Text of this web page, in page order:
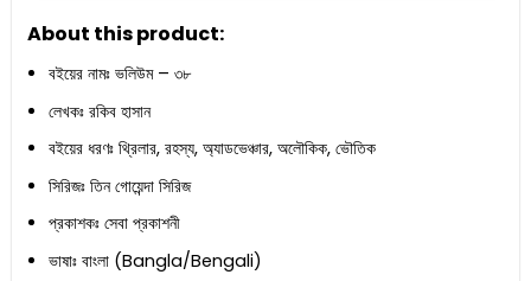
About this product:
বইয়ের নামঃ ভলিউম – ৩৮
লেখকঃ রকিব হাসান
বইয়ের ধরণঃ থ্রিলার, রহস্য, অ্যাডভেঞ্চার, অলৌকিক, ভৌতিক
সিরিজঃ তিন গোয়েন্দা সিরিজ
প্রকাশকঃ সেবা প্রকাশনী
ভাষাঃ বাংলা (Bangla/Bengali)